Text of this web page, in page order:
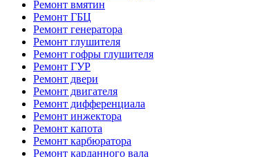
Ремонт вмятин
Ремонт ГБЦ
Ремонт генератора
Ремонт глушителя
Ремонт гофры глушителя
Ремонт ГУР
Ремонт двери
Ремонт двигателя
Ремонт дифференциала
Ремонт инжектора
Ремонт капота
Ремонт карбюратора
Ремонт карданного вала